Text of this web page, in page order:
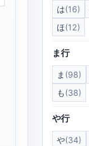
は(16)
ほ(12)
ま行
ま (98)
も(38)
や行
や(34)